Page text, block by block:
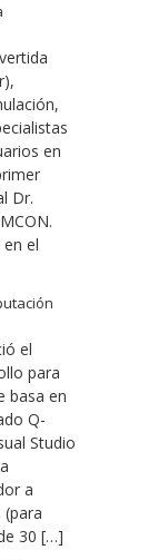
en
Dr.
el
el
para
basa en
Q-
Studio
a
30 […]